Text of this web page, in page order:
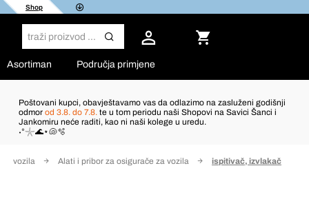
Shop
Asortiman Područja primjene
Poštovani kupci, obavještavamo vas da odlazimo na zasluženi godišnji
odmor od 3.8. do 7.8. te u tom periodu naši Shopovi na Savici Šanci i
Jankomiru neće raditi, kao ni naši kolege u uredu.
˖°𓇼🌊⋆🐚🫧
za vozila Alati i pribor za osigurače za vozila ispitivač, izvlakač